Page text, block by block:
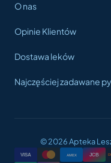
O nas
Opinie Klientów
Dostawa leków
Najczęściej zadawane
© 2026 Apteka
VISA AMEX JCB